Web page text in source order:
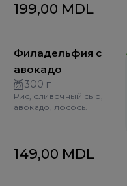
199,00 MDL
Филадельфия с
авокадо
300 г
Рис, сливочный сыр,
авокадо, лосось.
149,00 MDL